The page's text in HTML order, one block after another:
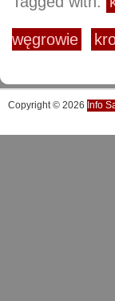
węgrowie
Copyright © 2026 Info